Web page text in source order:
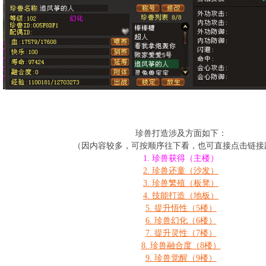
珍兽打造涉及方面如下：
（因内容较多，可按顺序往下看，也可直接点击链
1. 珍兽获得（主楼）
2. 珍兽还童（沙发）
3. 珍兽繁殖（板凳）
4. 技能打造（地板）
5. 提升悟性（5楼）
6. 珍兽幻化（6楼）
7. 提升灵性（7楼）
8. 珍兽融合度（8楼）
9. 珍兽觉醒（9楼）